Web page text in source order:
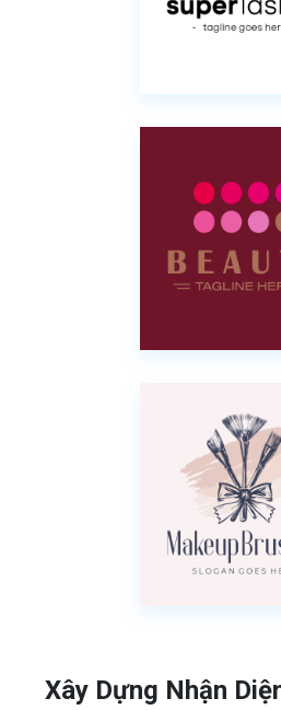
Xây Dựng Nhận